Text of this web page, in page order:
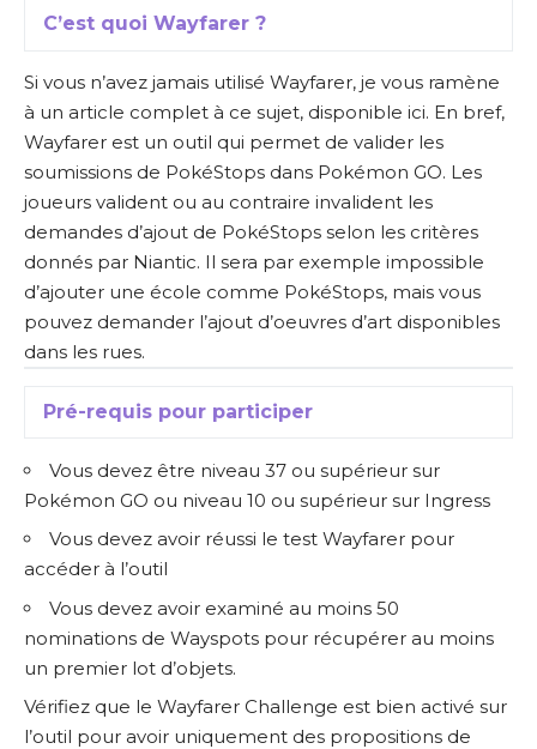
C’est quoi Wayfarer ?
Si vous n’avez jamais utilisé Wayfarer, je vous ramène
à un article complet à ce sujet, disponible ici. En bref,
Wayfarer est un outil qui permet de valider les
soumissions de PokéStops dans Pokémon GO. Les
joueurs valident ou au contraire invalident les
demandes d’ajout de PokéStops selon les critères
donnés par Niantic. Il sera par exemple impossible
d’ajouter une école comme PokéStops, mais vous
pouvez demander l’ajout d’oeuvres d’art disponibles
dans les rues.
Pré-requis pour participer
Vous devez être niveau 37 ou supérieur sur
Pokémon GO ou niveau 10 ou supérieur sur Ingress
Vous devez avoir réussi le test Wayfarer pour
accéder à l’outil
Vous devez avoir examiné au moins 50
nominations de Wayspots pour récupérer au moins
un premier lot d’objets.
Vérifiez que le Wayfarer Challenge est bien activé sur
l’outil pour avoir uniquement des propositions de